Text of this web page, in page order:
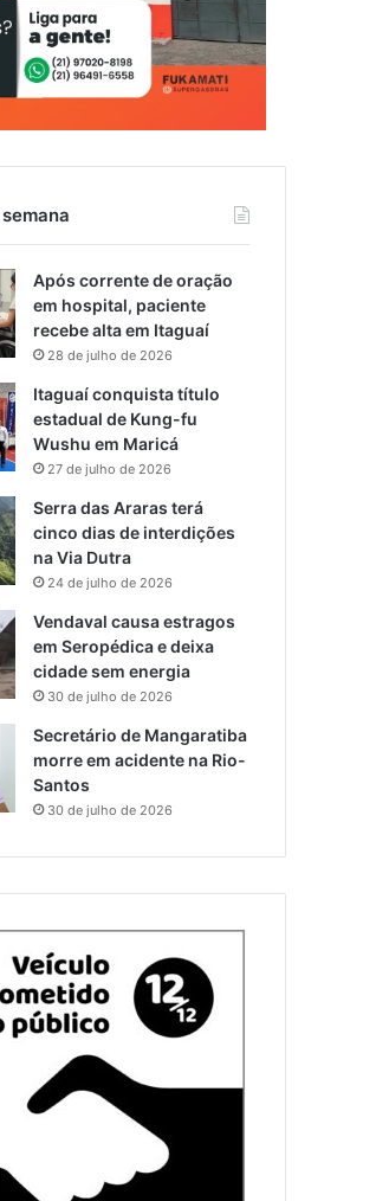
Após corrente de oração
em hospital, paciente
recebe alta em Itaguaí
28 de julho de 2026
Itaguaí conquista título
estadual de Kung-fu
Wushu em Maricá
27 de julho de 2026
Serra das Araras terá
cinco dias de interdições
na Via Dutra
24 de julho de 2026
Vendaval causa estragos
em Seropédica e deixa
cidade sem energia
30 de julho de 2026
Secretário de Mangaratiba
morre em acidente na Rio-
Santos
30 de julho de 2026